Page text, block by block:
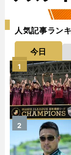
人気記事ラン
今日
1
2